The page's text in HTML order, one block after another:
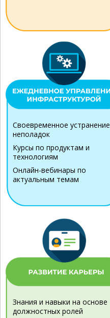
Своевременное устранение
неполадок
Курсы по продуктам и
технологиям
Онлайн-вебинары по
актуальным темам
Знания и навыки на основе
должностных ролей